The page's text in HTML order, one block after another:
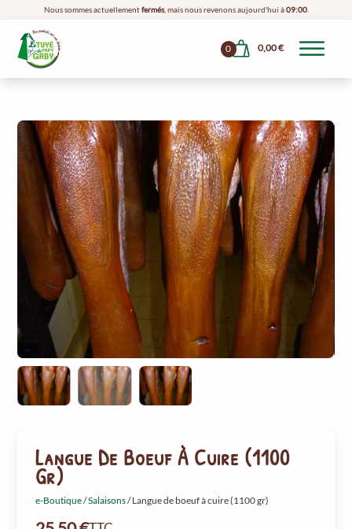
Nous sommes actuellementfermés, mais nous revenons aujourd'hui à09:00.
0,00€
0
Langue De Boeuf À Cuire (1100
Gr)
e-Boutique/Salaisons/ Langue de boeuf à cuire (1100 gr)